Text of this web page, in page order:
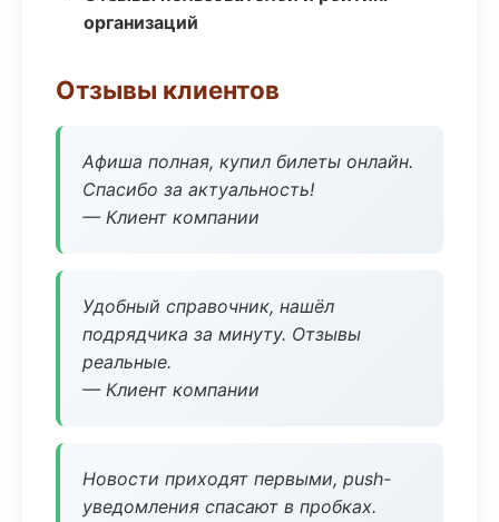
организаций
Отзывы клиентов
Афиша полная, купил билеты онлайн.
Спасибо за актуальность!
— Клиент компании
Удобный справочник, нашёл
подрядчика за минуту. Отзывы
реальные.
— Клиент компании
Новости приходят первыми, push-
уведомления спасают в пробках.